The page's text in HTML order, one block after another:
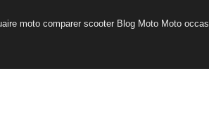
moto comparer scooter Blog Moto Moto